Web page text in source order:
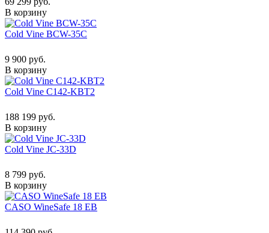
В корзину
Cold Vine BCW-35C
9 900 руб.
В корзину
Cold Vine C142-KBT2
188 199 руб.
В корзину
Cold Vine JC-33D
8 799 руб.
В корзину
CASO WineSafe 18 EB